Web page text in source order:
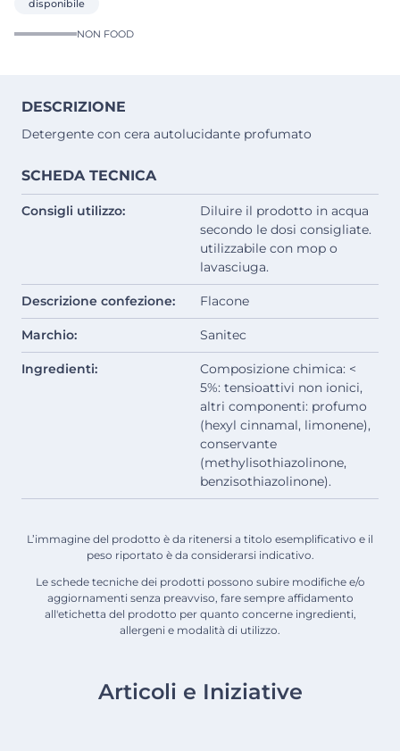
disponibile
NON FOOD
DESCRIZIONE
Detergente con cera autolucidante profumato
SCHEDA TECNICA
Consigli utilizzo:
Diluire il prodotto in acqua
secondo le dosi consigliate.
utilizzabile con mop o
lavasciuga.
Descrizione confezione: Flacone
Marchio: Sanitec
Ingredienti:
Composizione chimica: <
5%: tensioattivi non ionici,
altri componenti: profumo
(hexyl cinnamal, limonene),
conservante
(methylisothiazolinone,
benzisothiazolinone).
L’immagine del prodotto è da ritenersi a titolo esemplificativo e il
peso riportato è da considerarsi indicativo.
Le schede tecniche dei prodotti possono subire modifiche e/o
aggiornamenti senza preavviso, fare sempre affidamento
all'etichetta del prodotto per quanto concerne ingredienti,
allergeni e modalità di utilizzo.
Articoli e Iniziative